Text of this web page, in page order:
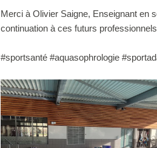
Merci à Olivier Saigne, Enseignant en
continuation à ces futurs
#sportsanté #aquasophrologie